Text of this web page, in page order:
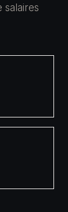
salaires